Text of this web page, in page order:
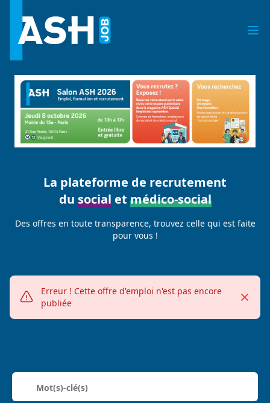
La plateforme de recrutement
du socialet médico-social
Des offres en toute transparence, trouvez celle qui est faite
pour vous !
Alerte erreur
Erreur ! Cette offre d'emploi n'est pas encore
publiée
Fermer